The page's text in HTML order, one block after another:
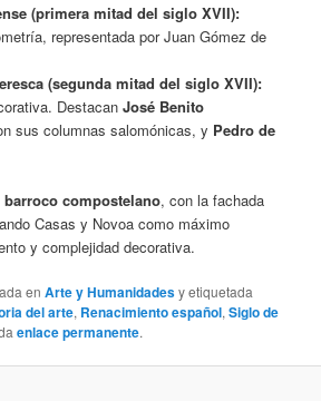
(primera mitad del siglo XVII):
representada por Juan Gómez de
(segunda mitad del siglo XVII):
Destacan José Benito
sus columnas salomónicas, y Pedro de
barroco compostelano, con la fachada
Casas y Novoa como máximo
y complejidad decorativa.
enArte y Humanidadesy etiquetada
del arte, Renacimiento español,Siglo de
enlace permanente.